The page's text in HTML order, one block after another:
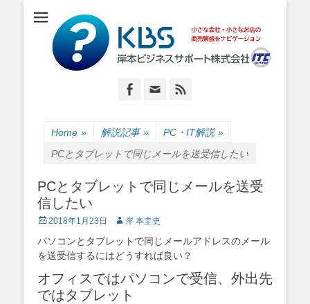
岸本ビジネスサポ
ート株式会社
小さな会社・小さなお店のIT経営をナビゲーション
Facebook
Email
Home » 解説記事 » PC・IT解説 »
PCとタブレットで同じメールを送受信したい
PCとタブレットで同じメールを送受
信したい
Posted
2018年1月23日 Author
岸 本圭史
パソコンとタブレットで同じメールアドレスのメール
を送受信するにはどうすれば良い？
オフィスではパソコンで受信、外出先
ではタブレット